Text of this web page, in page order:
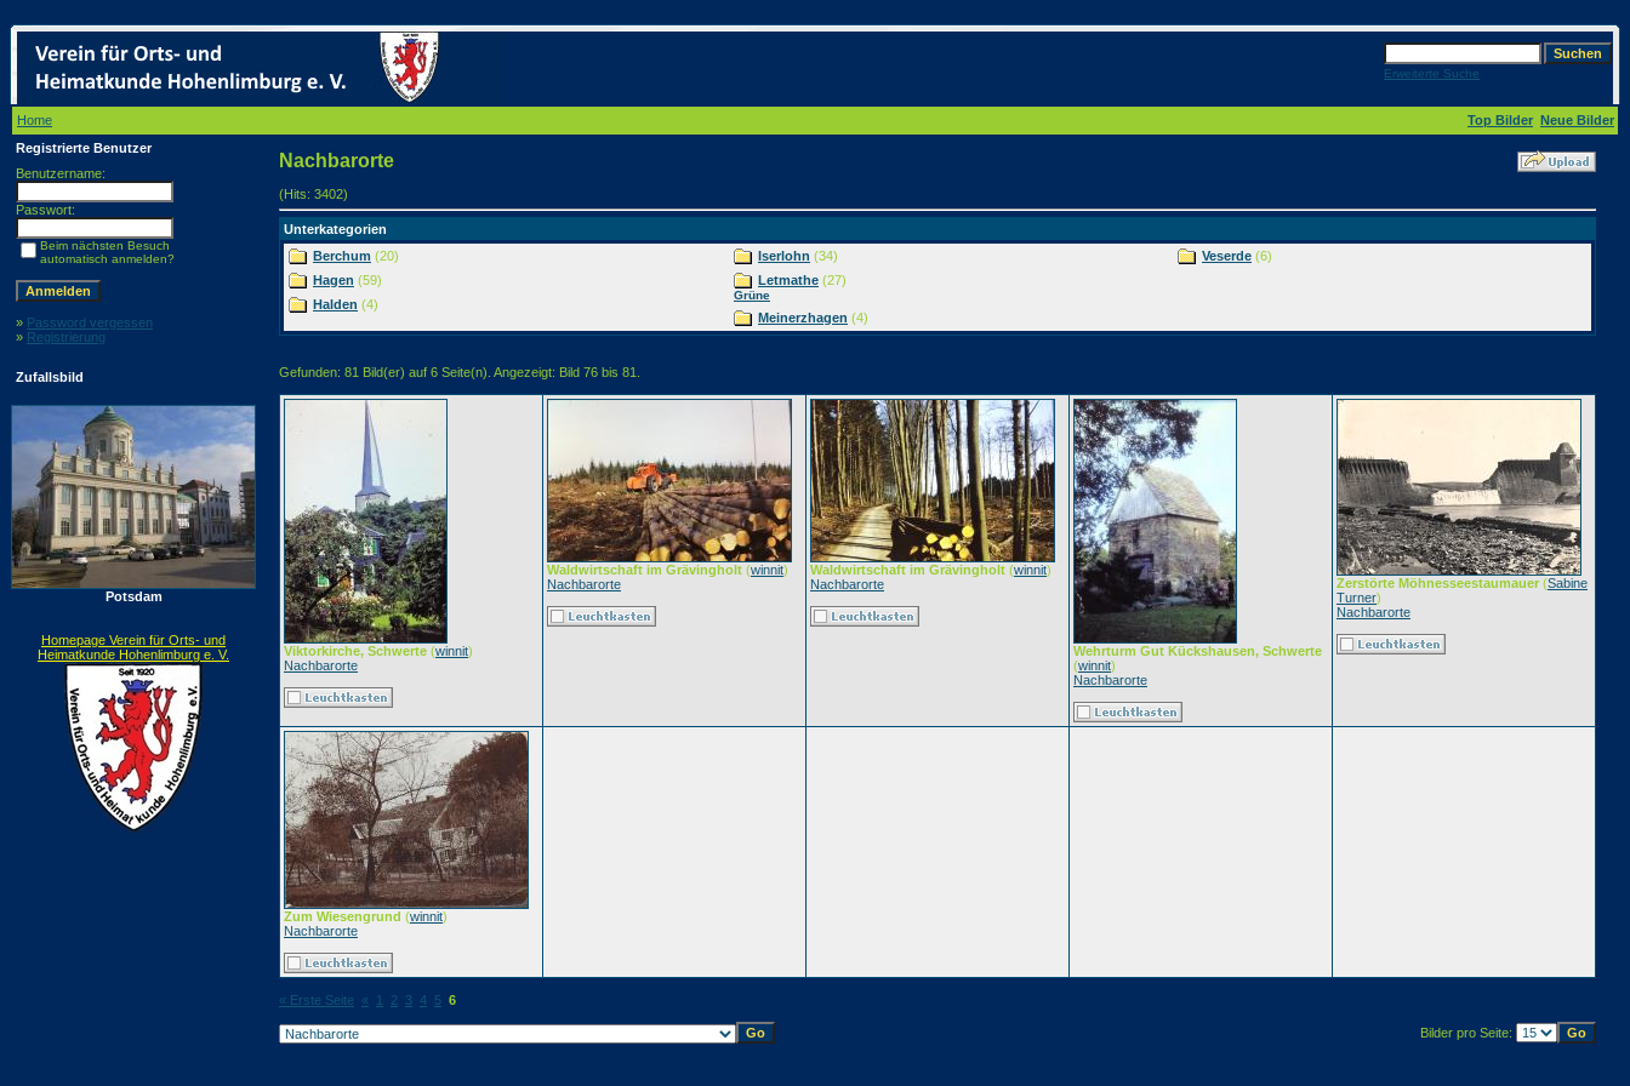
Erweiterte Suche
Home Top Bilder Neue Bilder
Registrierte Benutzer
Benutzername:
Passwort:
Beim nächsten Besuch
automatisch anmelden?
» Password vergessen
» Registrierung
Zufallsbild
Potsdam
Homepage Verein für Orts- und
Heimatkunde Hohenlimburg e. V.
Nachbarorte
(Hits: 3402)
Unterkategorien
Berchum (20)
Hagen (59)
Halden (4)
Iserlohn (34)
Letmathe (27)
Grüne
Meinerzhagen (4)
Veserde (6)
Gefunden: 81 Bild(er) auf 6 Seite(n). Angezeigt: Bild 76 bis 81.
Viktorkirche, Schwerte (winnit)
Nachbarorte
Waldwirtschaft im Grävingholt (winnit)
Nachbarorte
Waldwirtschaft im Grävingholt (winnit)
Nachbarorte
Wehrturm Gut Kückshausen, Schwerte
(winnit)
Nachbarorte
Zerstörte Möhnesseestaumauer (Sabine
Turner)
Nachbarorte
Zum Wiesengrund (winnit)
Nachbarorte
« Erste Seite « 1 2 3 4 5 6
Bilder pro Seite: